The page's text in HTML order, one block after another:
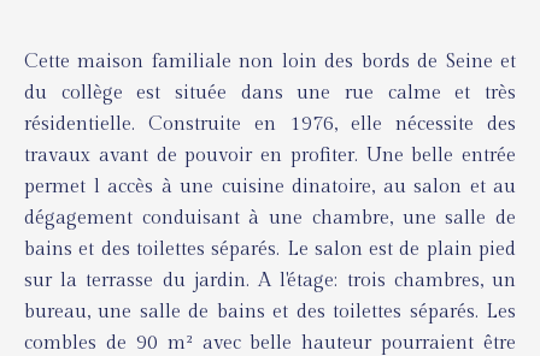
Cette maison familiale non loin des bords de Seine et
du collège est située dans une rue calme et très
résidentielle. Construite en 1976, elle nécessite des
travaux avant de pouvoir en profiter. Une belle entrée
permet l accès à une cuisine dinatoire, au salon et au
dégagement conduisant à une chambre, une salle de
bains et des toilettes séparés. Le salon est de plain pied
sur la terrasse du jardin. A l'étage: trois chambres, un
bureau, une salle de bains et des toilettes séparés. Les
combles de 90 m² avec belle hauteur pourraient être